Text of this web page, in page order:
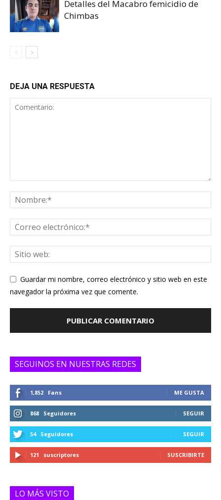
Detalles del Macabro femicidio de
Chimbas
DEJA UNA RESPUESTA
Guardar mi nombre, correo electrónico y sitio web en este
navegador la próxima vez que comente.
SEGUINOS EN NUESTRAS REDES
1,852 Fans ME GUSTA
868 Seguidores SEGUIR
54 Seguidores SEGUIR
121 suscriptores SUSCRIBIRTE
LO MÁS VISTO